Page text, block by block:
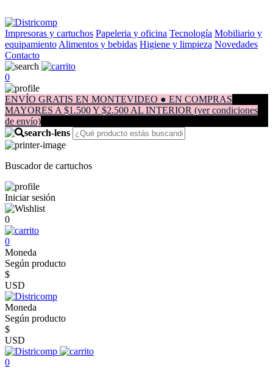
Impresoras y cartuchos Papeleria y oficina Tecnología Mobiliario y
equipamiento Alimentos y bebidas Higiene y limpieza Novedades
Contacto
0
ENVÍO GRATIS EN MONTEVIDEO ● EN COMPRAS
MAYORES A $1.500 Y $2.500 AL INTERIOR (ver condiciones
de envío)
Buscador de cartuchos
Iniciar sesión
0
0
Moneda
Según producto
$
USD
Moneda
Según producto
$
USD
0